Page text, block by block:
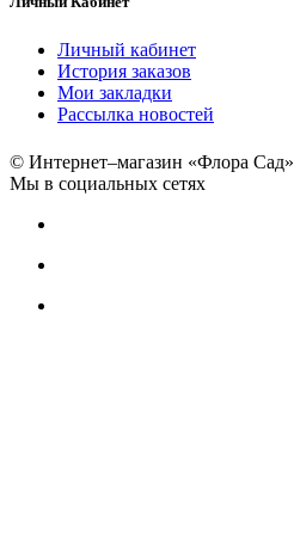
Личный кабинет
История заказов
Мои закладки
Рассылка новостей
© Интернет–магазин «Флора Сад»
Мы в социальных сетях